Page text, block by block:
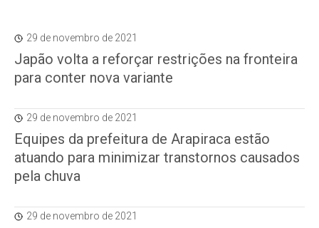
29 de novembro de 2021
Japão volta a reforçar restrições na fronteira
para conter nova variante
29 de novembro de 2021
Equipes da prefeitura de Arapiraca estão
atuando para minimizar transtornos causados
pela chuva
29 de novembro de 2021